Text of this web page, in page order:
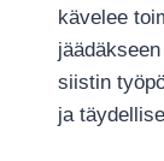
kävelee
siistin
ja